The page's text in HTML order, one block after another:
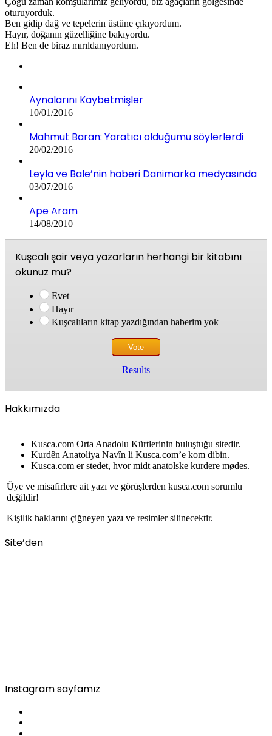
oturuyorduk.
Ben gidip dağ ve tepelerin üstüne çıkıyordum.
Hayır, doğanın güzelliğine bakıyordu.
Eh! Ben de biraz mırıldanıyordum.
Aynalarını Kaybetmişler
10/01/2016
Mahmut Baran: Yaratıcı olduğumu söylerlerdi
20/02/2016
Leyla ve Bale’nin haberi Danimarka medyasında
03/07/2016
Ape Aram
14/08/2010
Kuşcalı şair veya yazarların herhangi bir kitabını
okunuz mu?
Evet
Hayır
Kuşcalıların kitap yazdığından haberim yok
Results
Hakkımızda
Kusca.com Orta Anadolu Kürtlerinin buluştuğu sitedir.
Kurdên Anatoliya Navîn li Kusca.com’e kom dibin.
Kusca.com er stedet, hvor midt anatolske kurdere mødes.
Üye ve misafirlere ait yazı ve görüşlerden kusca.com sorumlu
değildir!
Kişilik haklarını çiğneyen yazı ve resimler silinecektir.
Site’den
Instagram sayfamız